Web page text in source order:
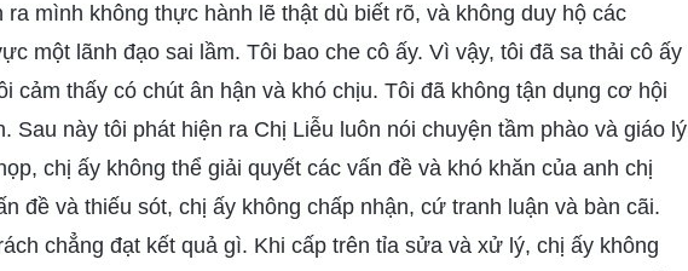
ra mình không thực hành lẽ thật dù biết rõ, và không duy hộ các
một lãnh đạo sai lầm. Tôi bao che cô ấy. Vì vậy, tôi đã sa thải cô ấy
cảm thấy có chút ân hận và khó chịu. Tôi đã không tận dụng cơ hội
Sau này tôi phát hiện ra Chị Liễu luôn nói chuyện tầm phào và giáo lý
chị ấy không thể giải quyết các vấn đề và khó khăn của anh chị
đề và thiếu sót, chị ấy không chấp nhận, cứ tranh luận và bàn cãi.
chẳng đạt kết quả gì. Khi cấp trên tỉa sửa và xử lý, chị ấy không